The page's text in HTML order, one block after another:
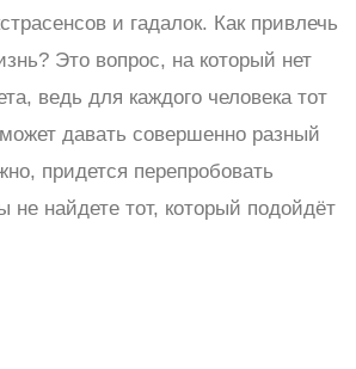
и гадалок. Как привлечь
Это вопрос, на который нет
ведь для каждого человека тот
давать совершенно разный
придется перепробовать
не найдете тот, который подойдёт